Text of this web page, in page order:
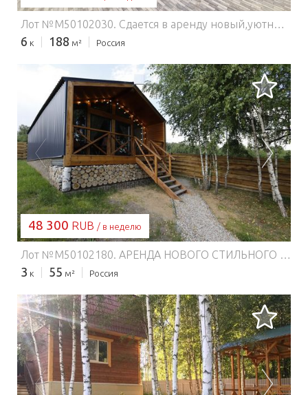
Лот №M50102030. Сдается в аренду новый,уютный дом 188м,построенный в 2022 году в стиле европейского минимализма.Дом находится в деревне Свитино Наро-Фоминского района Московской области в 31 км от МКАД по Киевскому шоссе.Рядом Свитино-парк,большой лесной массив и озеро.Площадь дома с террасой 188м,участок 8 соток,парковка для 6 автомобилей,комфортная сауна,4 комфортных спальни,2 санузла,2 душевые комнаты,просторная столовая,лаунж зона с большим телевизором Smart-TV.Дом оборудован всем необходимым для комфортного отдыха до 10 гостей:Современная мебельПостельное бельеДвуспальные кровати с ортопедическими матрасамиМягкие полотенцаШампунь,гель для душа,жидкое мыло и т. д.ПосудаХолодильникСВЧСтиральная машинаУтюгФенГладильная доскаСушилкаДетская горкаЛетняя кухня с барбекюМангалПечкаКазанМесторасположение и инфраструктура комплекса идеально подходят для туристов, деловых гостей города и местных жителей, желающих сменить обстановку.Предоставляем аренду дома для любых мероприятий!Доп. услуги повара с выездом (обговаривается индивидуально).Строго запрещено использование фейерверков!❗️Предоставляются все отчетные документы!Стоимость в выходные дни 35тыс.Стоимость в праздничные дни уточняйте.Залог 20000руб(возврат при выезде).Заезд с 15:00, выезд до 11:00В промежутке с 11:00 до 15:00 производится уборка.Аренда сауны от 2 часов(не входит в стоимость аренды дома)Строго с 18 лет при наличии паспорта.
6 к 188 м² Россия
ЗАГРУЗКА...
48 300 RUB / в неделю
Лот №M50102180. АРЕНДА НОВОГО СТИЛЬНОГО ДОМА НА СУТКИ/НЕДЕЛИ/МЕСЯЦЫ Рядом: ✅Нетронутое цивилизацией лесное озеро с песчаным пляжем, причалом и тарзанкой для купания (30мин пешком по сказочной лесной дороге) ✅Красавица-Ока с пляжами на любой вкус 15 мин на авто ✅Сетевые магазины 8 минут на авто (Дикси, Пятерочка, Верный и проч) ✅инфраструктура города 12 минут на авто (аптеки, банки, кинотеатры, парки, музеи) ✅Фермерский рынок с натуральными продуктами 7 минут на авто ✅Конюшня: обучение верховой езде, конные прогулки 5 минут на авто ✅Центральное стрельбище Федерации практической стрельбы Москвы. ✅Крупнейший аэродром в Московской области для ознакомительных, спортивных и учебных полетов на парашютах, парапланах, воздушных шарах и проч. (8 минут на авто) ✅Доставка суши, пиццы и проч. ✅Горнолыжный курорт Царь-Град 15мин на авто ✅Приокско-Террасный государственный природный заповедник,где можно наблюдать зубров и бизонов, обитающих в естественной среде (20мин на авто) ✅Музей-Заповедник великого русского художника В.Д. Поленова (40 мин. на авто) ✅Города Серпухов и Чехов, наукограды Пущино и Протвино, Таруса в 12-25мин езды. Это самобытные исторические места заслуживают внимание путешественников.
3 к 55 м² Россия
ЗАГРУЗКА...